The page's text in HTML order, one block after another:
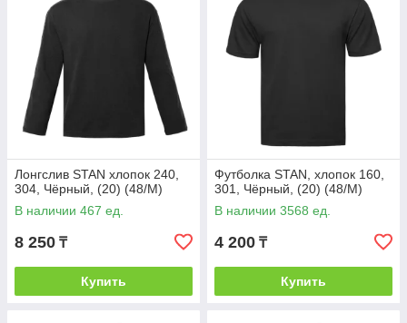
Лонгслив STAN хлопок 240,
304, Чёрный, (20) (48/M)
В наличии 467 ед.
8 250 ₸
Купить
Футболка STAN, хлопок 160,
301, Чёрный, (20) (48/M)
В наличии 3568 ед.
4 200 ₸
Купить